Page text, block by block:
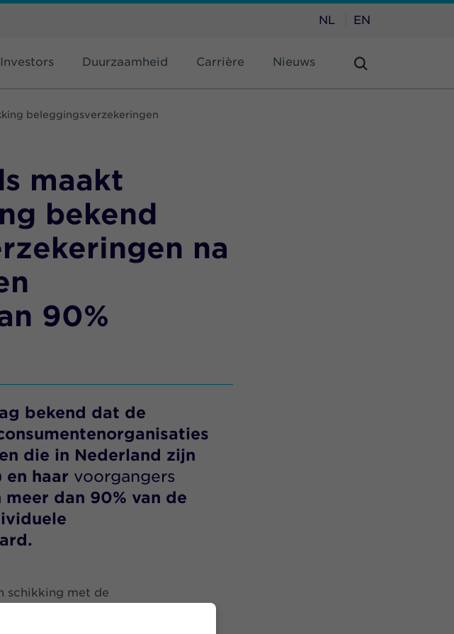
NL EN
Investors Duurzaamheid Carrière Nieuws
beleggingsverzekeringen
maakt
bekend
na
90%
bekend dat de
die in Nederland zijn
en haar voorgangers
dan 90% van de
schikking met de
Woekerpolis.nl,
betreffende